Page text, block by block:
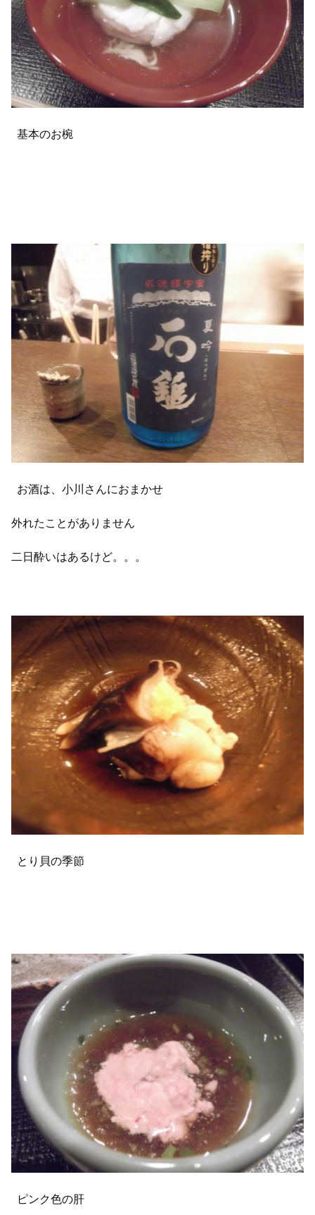
基本のお椀
お酒は、小川さんにおまかせ
外れたことがありません
二日酔いはあるけど。。。
とり貝の季節
ピンク色の肝